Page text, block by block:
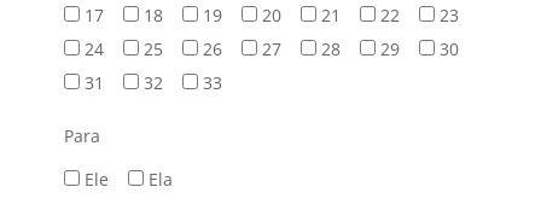
17
18 19 20 21 22
23
24
25 26 27 28 29
30
31
32 33
Para
Ele
Ela